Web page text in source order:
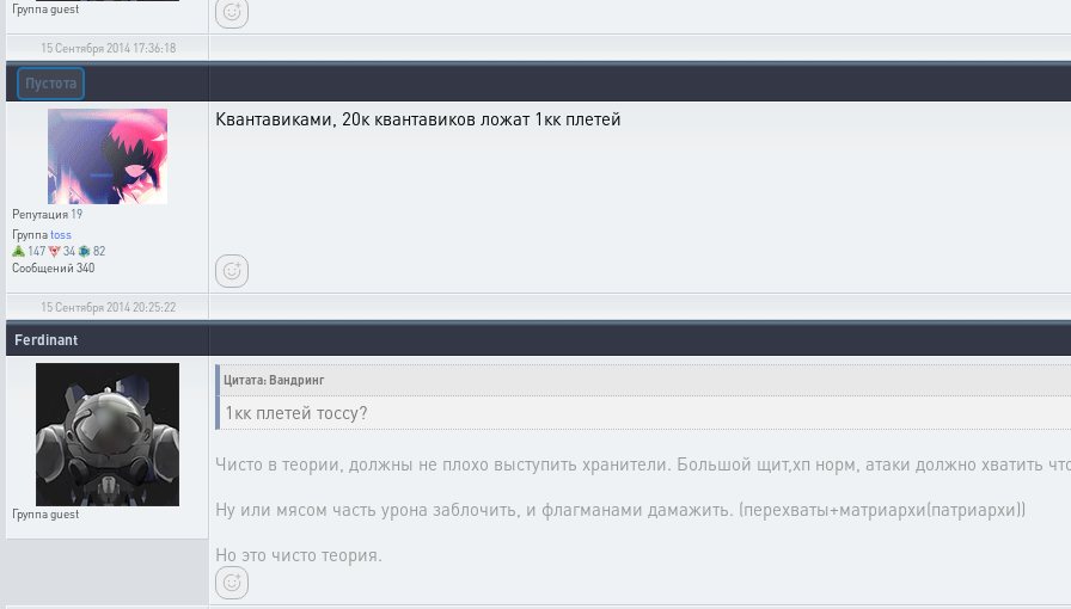
Группаguest
15 Сентября 2014 17:36:18
Пустота
Репутация 19
Группаtoss
147
34
82
Сообщений 340
Квантавиками, 20к квантавиков ложат 1кк плетей
15 Сентября 2014 20:25:22
Ferdinant
Группаguest
Цитата: Вандринг
1кк плетей тоссу?
Чисто в теории, должны не плохо выступить хранители. Большой щит,хп норм, атаки должно хватить
Ну или мясом часть урона заблочить, и флагманами дамажить. (перехваты+матриархи(патриархи))
Но это чисто теория.